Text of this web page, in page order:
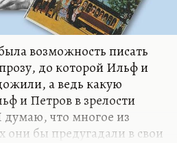
возможность писать
до которой Ильф и
а ведь какую
и Петров в зрелости
что многое из
они бы предугадали в свои